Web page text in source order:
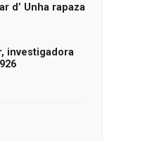
d’ Unha rapaza
investigadora